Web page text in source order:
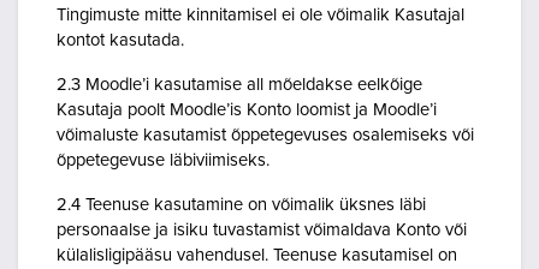
Tingimuste mitte kinnitamisel ei ole võimalik Kasutajal
kontot kasutada.
2.3 Moodle’i kasutamise all mõeldakse eelkõige
Kasutaja poolt Moodle’is Konto loomist ja Moodle’i
võimaluste kasutamist õppetegevuses osalemiseks või
õppetegevuse läbiviimiseks.
2.4 Teenuse kasutamine on võimalik üksnes läbi
personaalse ja isiku tuvastamist võimaldava Konto või
külalisligipääsu vahendusel. Teenuse kasutamisel on